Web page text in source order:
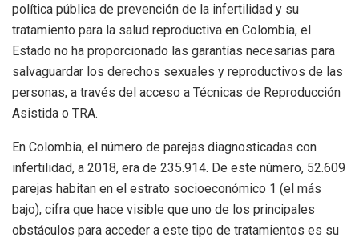
política pública de prevención de la infertilidad y su
tratamiento para la salud reproductiva en Colombia, el
Estado no ha proporcionado las garantías necesarias para
salvaguardar los derechos sexuales y reproductivos de las
personas, a través del acceso a Técnicas de Reproducción
Asistida o TRA.
En Colombia, el número de parejas diagnosticadas con
infertilidad, a 2018, era de 235.914. De este número, 52.609
parejas habitan en el estrato socioeconómico 1 (el más
bajo), cifra que hace visible que uno de los principales
obstáculos para acceder a este tipo de tratamientos es su